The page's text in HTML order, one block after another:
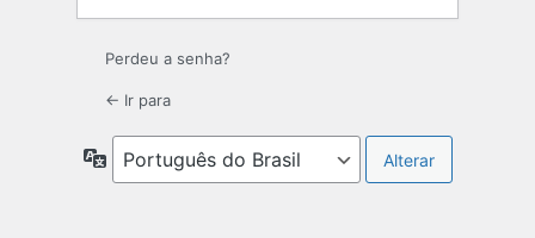
Perdeu a senha?
← Ir para
Idioma